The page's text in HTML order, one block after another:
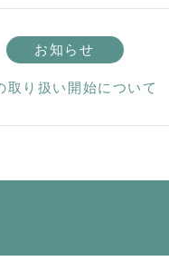
お知らせ
り扱い開始について